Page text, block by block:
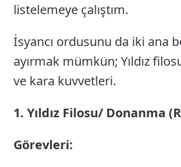
listelemeye çalıştım.
İsyancı ordusunu da iki ana
ayırmak mümkün; Yıldız
ve kara kuvvetleri.
1. Yıldız Filosu/ Donanma
Görevleri: